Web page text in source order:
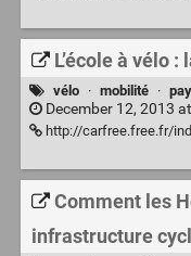
L’école à vélo
vélo · mobilité ·
December 12, 2013
http://carfree.free.fr/
Comment les
infrastructure